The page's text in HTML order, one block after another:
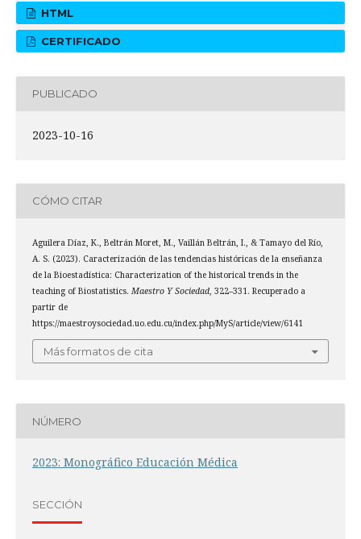
HTML
CERTIFICADO
PUBLICADO
2023-10-16
CÓMO CITAR
Aguilera Díaz, K., Beltrán Moret, M., Vaillán Beltrán, I., & Tamayo del Río,
A. S. (2023). Caracterización de las tendencias históricas de la enseñanza
de la Bioestadística: Characterization of the historical trends in the
teaching of Biostatistics. Maestro Y Sociedad, 322–331. Recuperado a
partir de
https://maestroysociedad.uo.edu.cu/index.php/MyS/article/view/6141
Más formatos de cita
NÚMERO
2023: Monográfico Educación Médica
SECCIÓN